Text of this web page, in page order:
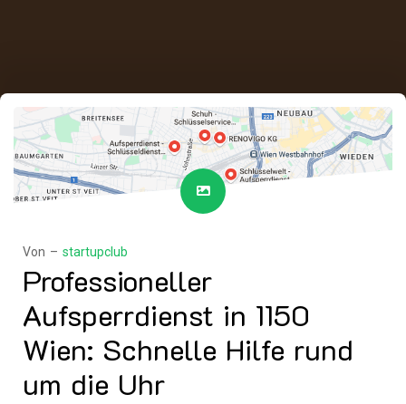
Von – startupclub
Professioneller
Aufsperrdienst in 1150
Wien: Schnelle Hilfe rund
um die Uhr